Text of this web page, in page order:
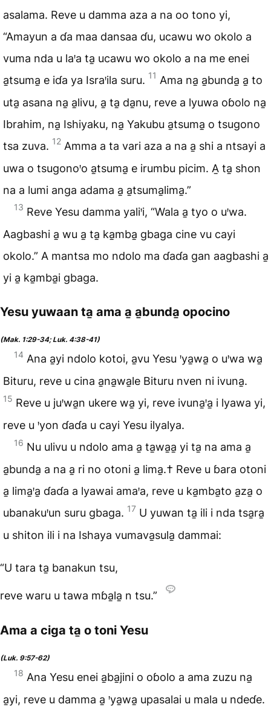
asalama. Reve u damma aza a na oo tono yi,
“Amayun a ɗa maa dansaa ɗu, ucawu wo okolo a
vuma nda u laꞌa ta̱ ucawu wo okolo a na me enei
a̱tsuma̱ e iɗa ya Israꞌila suru. 11 Ama na̱ a̱bunda̱ a̱ to
uta̱ asana na̱ a̱livu, a̱ ta̱ da̱nu, reve a lyuwa oɓolo na̱
Ibrahim, na̱ Ishiyaku, na̱ Yakubu a̱tsuma̱ o tsugono
tsa zuva. 12 Amma a ta vari aza a na a̱ shi a ntsayi a
uwa o tsugonoꞌo a̱tsuma̱ e irumbu picim. A̱ ta̱ shon
na a lumi anga adama a̱ a̱tsuma̱lima̱.”
13 Reve Yesu damma yaliꞌi, “Wala a̱ tyo o uꞌwa.
Aagbashi a̱ wu a̱ ta̱ ka̱mba̱ gbaga cine vu cayi
okolo.” A mantsa mo ndolo ma ɗaɗa gan aagbashi a̱
yi a̱ ka̱mba̱i gbaga.
Yesu yuwaan ta̱ ama a̱ a̱bunda̱ opocino
(Mak. 1:29-34; Luk. 4:38-41)
14 Ana a̱yi ndolo kotoi, a̱vu Yesu ꞌya̱wa̱ o uꞌwa wa̱
Bituru, reve u cina a̱na̱wa̱le Bituru nven ni ivuna̱.
15 Reve u juꞌwa̱n ukere wa̱ yi, reve ivuna̱ꞌa̱ i lyawa yi,
reve u ꞌyon ɗaɗa u cayi Yesu ilyalya.
16 Nu ulivu u ndolo ama a̱ ta̱wa̱a̱ yi ta̱ na ama a̱
a̱bunda̱ a na a̱ ri no otoni a̱ lima̱.† Reve u ɓara otoni
a̱ lima̱ꞌa̱ ɗaɗa a lyawai amaꞌa, reve u ka̱mba̱to a̱za̱ o
ubanakuꞌun suru gbaga. 17 U yuwan ta̱ ili i nda tsa̱ra̱
u shiton ili i na Ishaya vumava̱sula̱ dammai:
“U tara ta̱ banakun tsu,
reve waru u tawa mɓa̱la̱ n tsu.”
Ama a ciga ta̱ o toni Yesu
(Luk. 9:57-62)
18 Ana Yesu enei a̱ba̱jini o oɓolo a ama zuzu na̱
a̱yi, reve u damma a̱ ꞌya̱wa̱ upasalai u mala u ndeɗe.